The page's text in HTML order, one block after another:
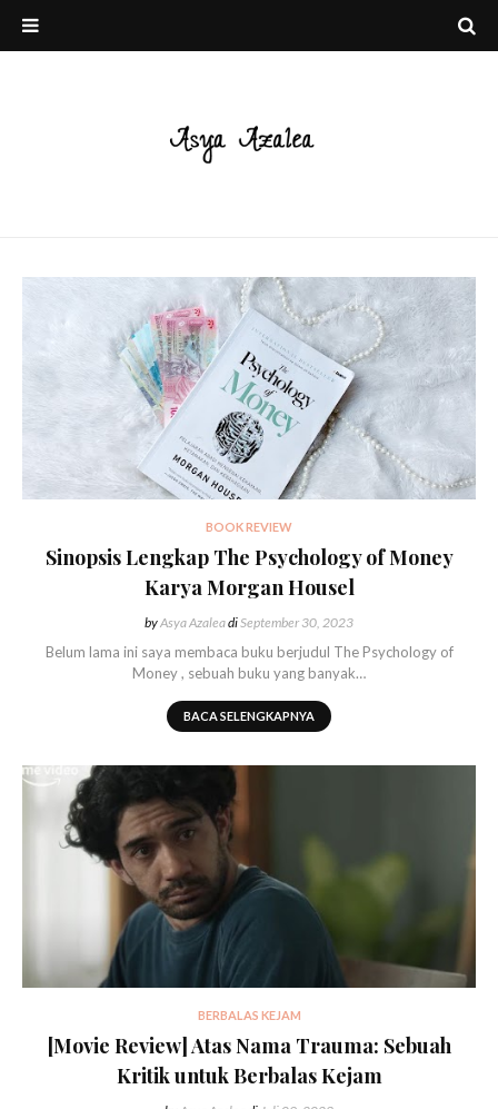
BOOK REVIEW
Sinopsis Lengkap The Psychology of Money
Karya Morgan Housel
byAsya AzaleadiSeptember 30, 2023
Belum lama ini saya membaca buku berjudul The Psychology of
Money , sebuah buku yang banyak…
BACA SELENGKAPNYA
BERBALAS KEJAM
[Movie Review] Atas Nama Trauma: Sebuah
Kritik untuk Berbalas Kejam